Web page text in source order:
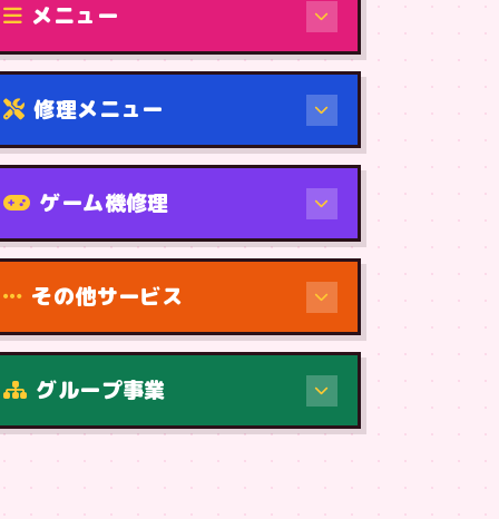
メニュー
修理メニュー
機種から
ゲーム機修理
その他サービス
グループ事業